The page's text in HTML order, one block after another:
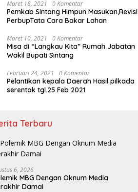
Maret 18, 2021 0 Komentar
Pemkab Sintang Himpun Masukan,Revisi
PerbupTata Cara Bakar Lahan
Maret 10, 2021 0 Komentar
Misa di “Langkau Kita” Rumah Jabatan
Wakil Bupati Sintang
Februari 24, 2021 0 Komentar
Pelantikan kepala Daerah Hasil pilkada
serentak tgl.25 Feb 2021
Terbaru
6, 2026
MBG Dengan Oknum Media
Damai